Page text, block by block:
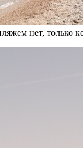
нет, только